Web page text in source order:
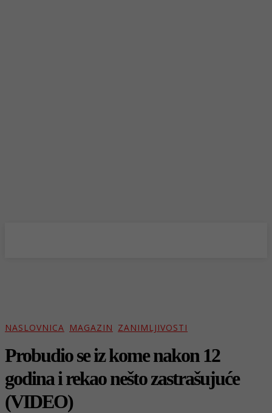
NASLOVNICA MAGAZIN ZANIMLJIVOSTI
Probudio se iz kome nakon 12
godina i rekao nešto zastrašujuće
(VIDEO)